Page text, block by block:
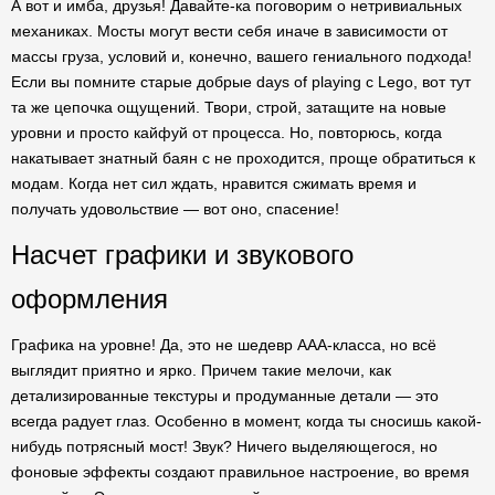
А вот и имба, друзья! Давайте-ка поговорим о нетривиальных
механиках. Мосты могут вести себя иначе в зависимости от
массы груза, условий и, конечно, вашего гениального подхода!
Если вы помните старые добрые days of playing с Lego, вот тут
та же цепочка ощущений. Твори, строй, затащите на новые
уровни и просто кайфуй от процесса. Но, повторюсь, когда
накатывает знатный баян с не проходится, проще обратиться к
модам. Когда нет сил ждать, нравится сжимать время и
получать удовольствие — вот оно, спасение!
Насчет графики и звукового
оформления
Графика на уровне! Да, это не шедевр ААА-класса, но всё
выглядит приятно и ярко. Причем такие мелочи, как
детализированные текстуры и продуманные детали — это
всегда радует глаз. Особенно в момент, когда ты сносишь какой-
нибудь потрясный мост! Звук? Ничего выделяющегося, но
фоновые эффекты создают правильное настроение, во время